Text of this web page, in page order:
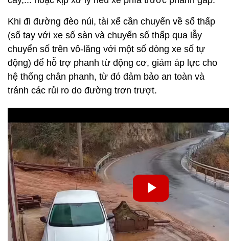
Khi đi đường đèo núi, tài xế cần chuyển về số thấp
(số tay với xe số sàn và chuyển số thấp qua lẫy
chuyển số trên vô-lăng với một số dòng xe số tự
động) để hỗ trợ phanh từ động cơ, giảm áp lực cho
hệ thống chân phanh, từ đó đảm bảo an toàn và
tránh các rủi ro do đường trơn trượt.